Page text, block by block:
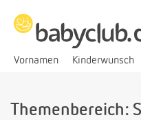
Vornamen Kinderwunsch
Themenbereich: